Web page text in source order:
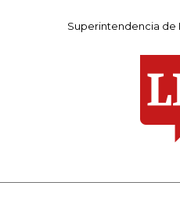
Superintendencia de